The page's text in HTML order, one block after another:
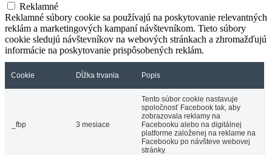
Reklamné
Reklamné súbory cookie sa používajú na poskytovanie relevantných
reklám a marketingových kampaní návštevníkom. Tieto súbory
cookie sledujú návštevníkov na webových stránkach a zhromažďujú
informácie na poskytovanie prispôsobených reklám.
Cookie Dĺžka trvania Popis
_fbp 3 mesiace
Tento súbor cookie nastavuje
spoločnosť Facebook tak, aby
zobrazovala reklamy na
Facebooku alebo na digitálnej
platforme založenej na reklame na
Facebooku po návšteve webovej
stránky.